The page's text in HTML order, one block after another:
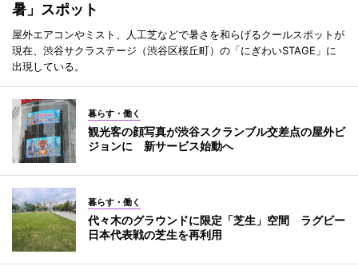
暑」スポット
屋外エアコンやミスト、人工芝などで暑さを和らげるクールスポットが
現在、渋谷サクラステージ（渋谷区桜丘町）の「にぎわいSTAGE」に
出現している。
暮らす・働く
観光客の顔写真が渋谷スクランブル交差点の屋外ビ
ジョンに 新サービス始動へ
暮らす・働く
代々木のグラウンドに限定「芝生」空間 ラグビー
日本代表戦の芝生を再利用